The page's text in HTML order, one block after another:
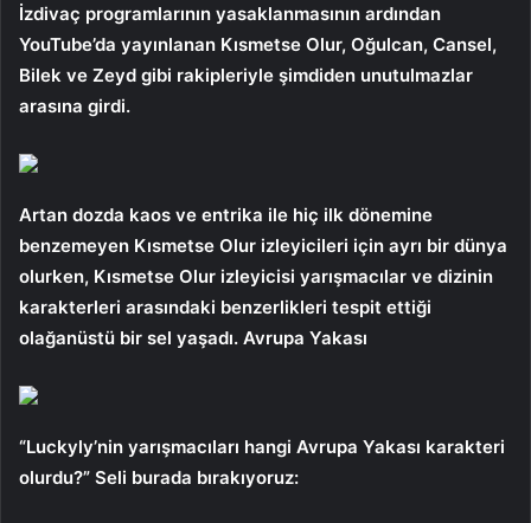
İzdivaç programlarının yasaklanmasının ardından
YouTube’da yayınlanan Kısmetse Olur, Oğulcan, Cansel,
Bilek ve Zeyd gibi rakipleriyle şimdiden unutulmazlar
arasına girdi.
Artan dozda kaos ve entrika ile hiç ilk dönemine
benzemeyen Kısmetse Olur izleyicileri için ayrı bir dünya
olurken, Kısmetse Olur izleyicisi yarışmacılar ve dizinin
karakterleri arasındaki benzerlikleri tespit ettiği
olağanüstü bir sel yaşadı. Avrupa Yakası
“Luckyly’nin yarışmacıları hangi Avrupa Yakası karakteri
olurdu?” Seli burada bırakıyoruz: